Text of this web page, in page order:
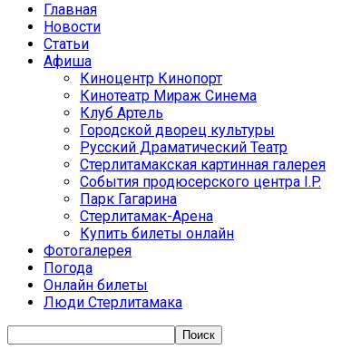
Главная
Новости
Статьи
Афиша
Киноцентр Кинопорт
Кинотеатр Мираж Синема
Клуб Артель
Городской дворец культуры
Русский Драматический Театр
Стерлитамакская картинная галерея
События продюсерского центра I.P.
Парк Гагарина
Стерлитамак-Арена
Купить билеты онлайн
Фотогалерея
Погода
Онлайн билеты
Люди Стерлитамака